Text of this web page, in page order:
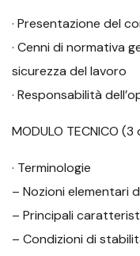
· Presentazione del
· Cenni di normativa
sicurezza del lavoro
· Responsabilità
MODULO TECNICO (3
· Terminologie
– Nozioni elementari
– Principali
– Condizioni di